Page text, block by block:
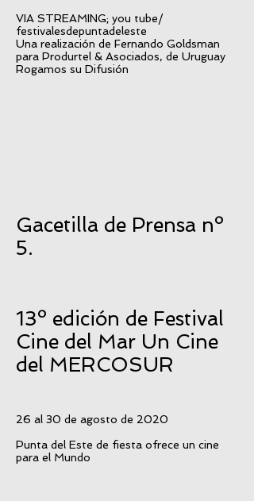
VIA STREAMING; you tube/
festivalesdepuntadeleste
Una realización de Fernando Goldsman
para Produrtel & Asociados, de Uruguay
Rogamos su Difusión
Gacetilla de Prensa nº
5.
13º edición de Festival
Cine del Mar Un Cine
del MERCOSUR
26 al 30 de agosto de 2020
Punta del Este de fiesta ofrece un cine
para el Mundo